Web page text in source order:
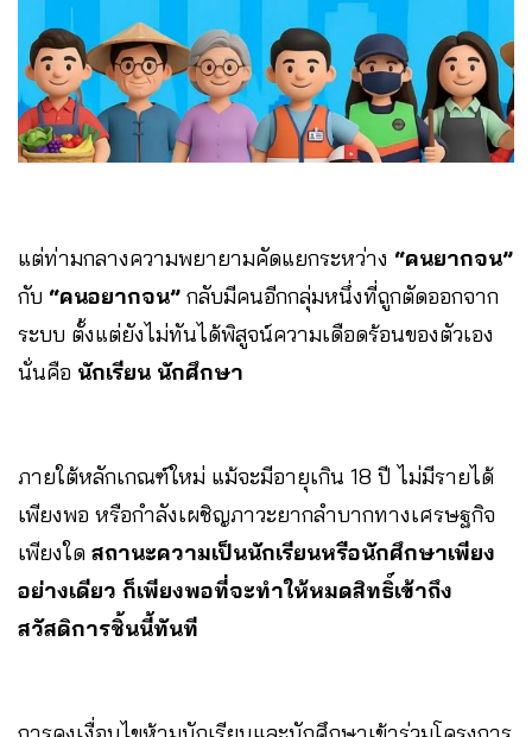
แต่ท่ามกลางความพยายามคัดแยกระหว่าง “คนยากจน”
กับ “คนอยากจน” กลับมีคนอีกกลุ่มหนึ่งที่ถูกตัดออกจาก
ระบบ ตั้งแต่ยังไม่ทันได้พิสูจน์ความเดือดร้อนของตัวเอง
นั่นคือ นักเรียน นักศึกษา
ภายใต้หลักเกณฑ์ใหม่ แม้จะมีอายุเกิน 18 ปี ไม่มีรายได้
เพียงพอ หรือกำลังเผชิญภาวะยากลำบากทางเศรษฐกิจ
เพียงใด สถานะความเป็นนักเรียนหรือนักศึกษาเพียง
อย่างเดียว ก็เพียงพอที่จะทำให้หมดสิทธิ์เข้าถึง
สวัสดิการชิ้นนี้ทันที